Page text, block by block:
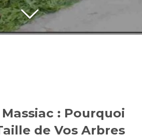
: Pourquoi
de Vos Arbres